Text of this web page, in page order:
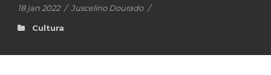
18 jan 2022 / Juscelino Dourado /
Cultura